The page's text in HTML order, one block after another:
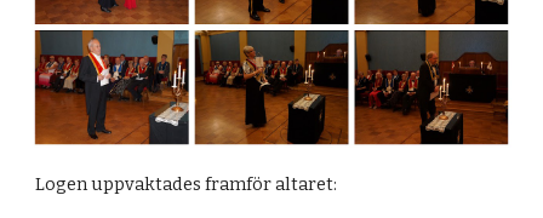
Logen uppvaktades framför altaret: